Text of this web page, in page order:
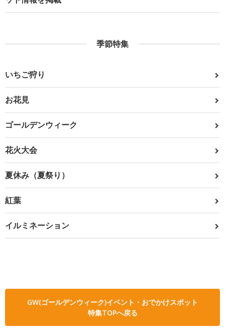
季節特集
いちご狩り
お花見
ゴールデンウィーク
花火大会
夏休み（夏祭り）
紅葉
イルミネーション
GW(ゴールデンウィーク)イベント・おでかけスポット
特集TOPへ戻る